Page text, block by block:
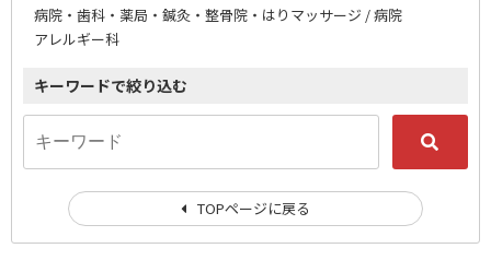
病院・歯科・薬局・鍼灸・整骨院・はりマッサージ / 病院
アレルギー科
キーワードで絞り込む
TOPページに戻る